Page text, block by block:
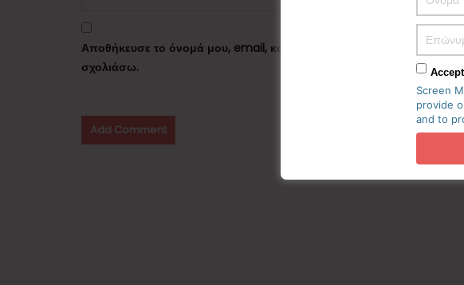
Αποθήκευσε το όνομά μου, email, και τον ιστότοπο μου σε αυτόν
σχολιάσω.
Screen
provide
and to